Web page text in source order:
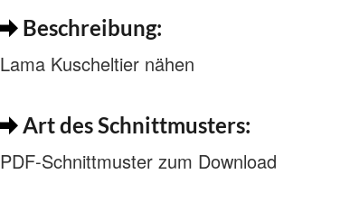
Beschreibung:
Lama Kuscheltier nähen
Art des Schnittmusters:
PDF-Schnittmuster zum Download